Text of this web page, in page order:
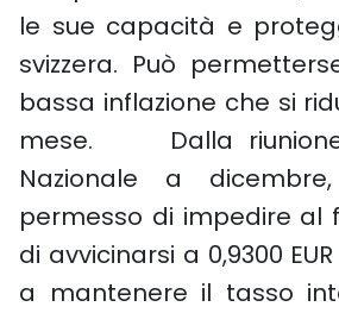
le sue capacità e
svizzera. Può
bassa inflazione che si
mese. Dalla riunione
Nazionale a
permesso di impedire al
di avvicinarsi a 0,9300
a mantenere il tasso